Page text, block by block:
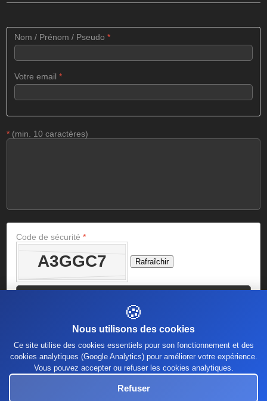
🍪
Nous utilisons des cookies
Ce site utilise des cookies essentiels pour son fonctionnement et des
cookies analytiques (Google Analytics) pour améliorer votre expérience.
Vous pouvez accepter ou refuser les cookies analytiques.
Refuser
Nom / Prénom / Pseudo*
Votre email*
* (min. 10 caractères)
Code de sécurité*
Rafraîchir